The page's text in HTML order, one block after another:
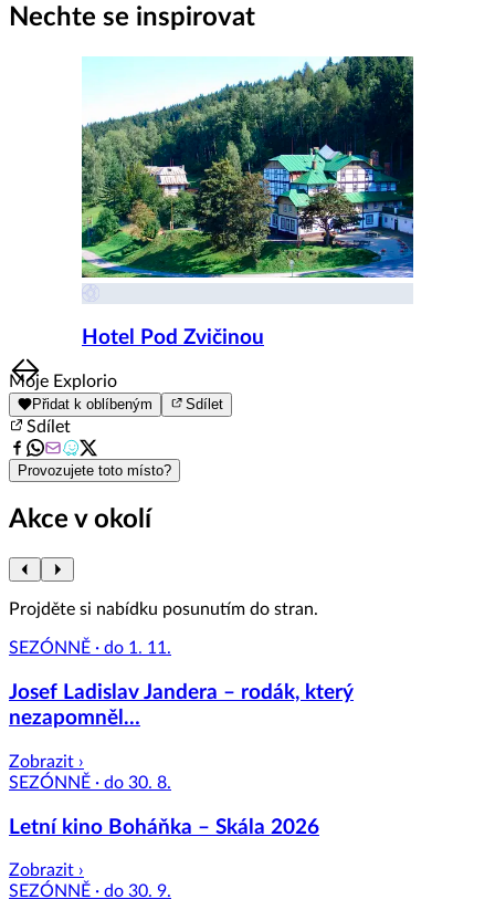
1
of
Nechte se inspirovat
Hotel Pod Zvičinou
Item
1
of
8
Moje Explorio
Přidat k oblíbeným Sdílet
Sdílet
Provozujete toto místo?
Akce v okolí
Projděte si nabídku posunutím do stran.
SEZÓNNĚ · do 1. 11.
Josef Ladislav Jandera – rodák, který
nezapomněl…
Zobrazit ›
SEZÓNNĚ · do 30. 8.
Letní kino Boháňka – Skála 2026
Zobrazit ›
SEZÓNNĚ · do 30. 9.